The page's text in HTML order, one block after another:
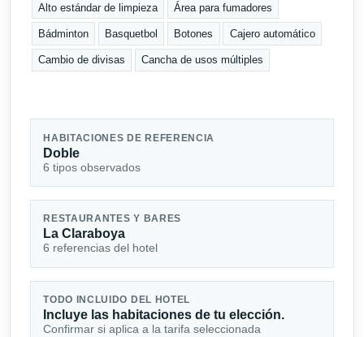
Alto estándar de limpieza Área para fumadores
Bádminton Basquetbol Botones Cajero automático
Cambio de divisas Cancha de usos múltiples
HABITACIONES DE REFERENCIA
Doble
6 tipos observados
RESTAURANTES Y BARES
La Claraboya
6 referencias del hotel
TODO INCLUIDO DEL HOTEL
Incluye las habitaciones de tu elección.
Confirmar si aplica a la tarifa seleccionada